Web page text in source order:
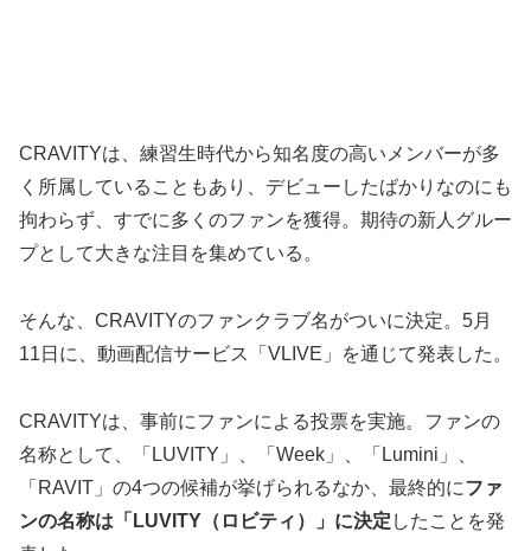
CRAVITYは、練習生時代から知名度の高いメンバーが多
く所属していることもあり、デビューしたばかりなのにも
拘わらず、すでに多くのファンを獲得。期待の新人グルー
プとして大きな注目を集めている。
そんな、CRAVITYのファンクラブ名がついに決定。5月
11日に、動画配信サービス「VLIVE」を通じて発表した。
CRAVITYは、事前にファンによる投票を実施。ファンの
名称として、「LUVITY」、「Week」、「Lumini」、
「RAVIT」の4つの候補が挙げられるなか、最終的にファ
ンの名称は「LUVITY（ロビティ）」に決定 したことを発